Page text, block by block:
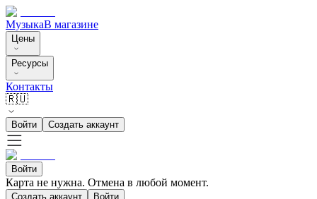
МузыкаВ магазине
Цены
Ресурсы
Контакты
🇷🇺
Войти Создать аккаунт
Войти
Карта не нужна. Отмена в любой момент.
Создать аккаунт Войти